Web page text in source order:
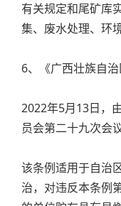
有关规定和尾矿库
集、废水处理、环
6、《广西壮族自
2022年5月13日，
员会第二十九次会
该条例适用于自治
治，对违反本条例